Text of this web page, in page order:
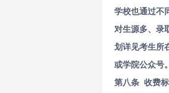
学校也通过不
对生源多、录
划详见考生所
或学院公众号。
第八条 收费标